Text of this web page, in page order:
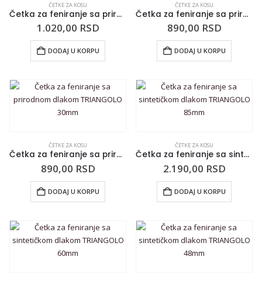
ČETKE ZA KOSU
Četka za feniranje sa prirodnom dlakom TRIANGOLO 42mm
1.020,00 RSD
DODAJ U KORPU
ČETKE ZA KOSU
Četka za feniranje sa prirodnom dlakom TRIANGOLO 36mm
890,00 RSD
DODAJ U KORPU
ČETKE ZA KOSU
Četka za feniranje sa prirodnom dlakom TRIANGOLO 30mm
890,00 RSD
DODAJ U KORPU
ČETKE ZA KOSU
Četka za feniranje sa sintetičkom dlakom TRIANGOLO 85mm
2.190,00 RSD
DODAJ U KORPU